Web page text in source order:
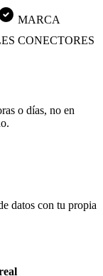
MARCA
CONECTORES
o días, no en
datos con tu propia